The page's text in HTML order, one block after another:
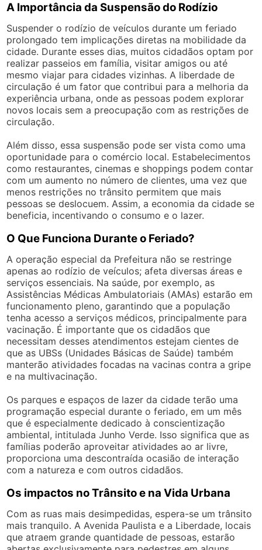
A Importância da Suspensão do Rodízio
Suspender o rodízio de veículos durante um feriado
prolongado tem implicações diretas na mobilidade da
cidade. Durante esses dias, muitos cidadãos optam por
realizar passeios em família, visitar amigos ou até
mesmo viajar para cidades vizinhas. A liberdade de
circulação é um fator que contribui para a melhoria da
experiência urbana, onde as pessoas podem explorar
novos locais sem a preocupação com as restrições de
circulação.
Além disso, essa suspensão pode ser vista como uma
oportunidade para o comércio local. Estabelecimentos
como restaurantes, cinemas e shoppings podem contar
com um aumento no número de clientes, uma vez que
menos restrições no trânsito permitem que mais
pessoas se deslocuem. Assim, a economia da cidade se
beneficia, incentivando o consumo e o lazer.
O Que Funciona Durante o Feriado?
A operação especial da Prefeitura não se restringe
apenas ao rodízio de veículos; afeta diversas áreas e
serviços essenciais. Na saúde, por exemplo, as
Assistências Médicas Ambulatoriais (AMAs) estarão em
funcionamento pleno, garantindo que a população
tenha acesso a serviços médicos, principalmente para
vacinação. É importante que os cidadãos que
necessitam desses atendimentos estejam cientes de
que as UBSs (Unidades Básicas de Saúde) também
manterão atividades focadas na vacinas contra a gripe
e na multivacinação.
Os parques e espaços de lazer da cidade terão uma
programação especial durante o feriado, em um mês
que é especialmente dedicado à conscientização
ambiental, intitulada Junho Verde. Isso significa que as
famílias poderão aproveitar atividades ao ar livre,
proporciona uma descontraída ocasião de interação
com a natureza e com outros cidadãos.
Os impactos no Trânsito e na Vida Urbana
Com as ruas mais desimpedidas, espera-se um trânsito
mais tranquilo. A Avenida Paulista e a Liberdade, locais
que atraem grande quantidade de pessoas, estarão